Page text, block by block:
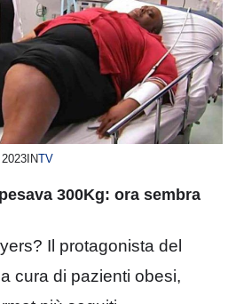
INTV
300Kg: ora sembra
Il protagonista del
cura di pazienti obesi,